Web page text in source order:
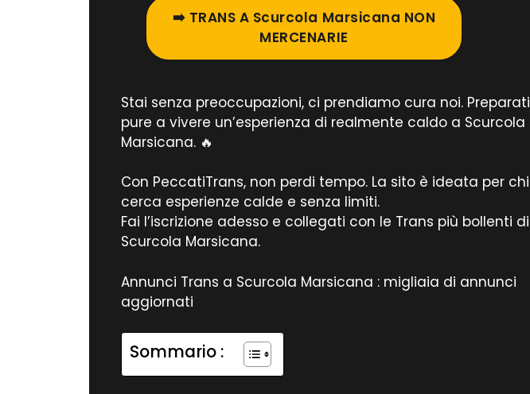
➡️ TRANS A Scurcola Marsicana NON
MERCENARIE
Stai senza preoccupazioni, ci prendiamo cura noi. Preparati
pure a vivere un’esperienza di realmente caldo a Scurcola
Marsicana. 🔥
Con PeccatiTrans, non perdi tempo. La sito è ideata per chi
cerca esperienze calde e senza limiti.
Fai l’iscrizione adesso e collegati con le Trans più bollenti di
Scurcola Marsicana.
Annunci Trans a Scurcola Marsicana : migliaia di annunci
aggiornati
Sommario :